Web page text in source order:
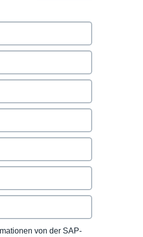
von der SAP-